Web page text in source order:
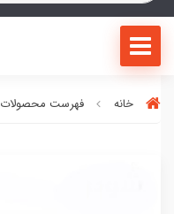
خانه فهرست محصولات